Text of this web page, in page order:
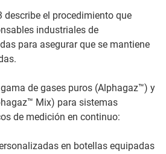
describe el procedimiento que
industriales de
para asegurar que se mantiene
de gases puros (Alphagaz™) y
Mix) para sistemas
de medición en continuo:
en botellas equipadas